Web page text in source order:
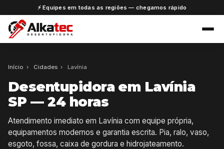
⚡ Equipes em todas as regiões — chegamos rápido
Início › Cidades › Lavínia
Desentupidora em Lavínia
SP — 24 horas
Atendimento imediato em Lavínia com equipe própria,
equipamentos modernos e garantia escrita. Pia, ralo, vaso,
esgoto, fossa, caixa de gordura e hidrojateamento.